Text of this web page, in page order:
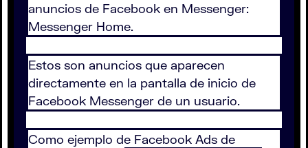
anuncios de Facebook en Messenger:
Messenger Home.
Estos son anuncios que aparecen
directamente en la pantalla de inicio de
Facebook Messenger de un usuario.
Como ejemplo de Facebook Ads de